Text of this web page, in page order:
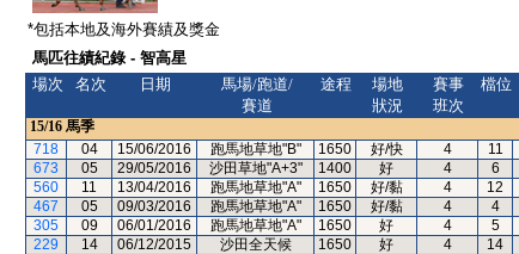
*包括本地及海外賽績及獎金
馬匹往績紀錄 - 智高星
場次
名次 日期
馬場/跑道/
賽道
途程
場地
狀況
賽事
班次
檔位
15/16 馬季
718
04 15/06/2016 跑馬地草地"B" 1650 好/快 4 11
673
05 29/05/2016 沙田草地"A+3" 1400 好 4 6
560
11 13/04/2016 跑馬地草地"A" 1650 好/黏 4 12
467
05 09/03/2016 跑馬地草地"A" 1650 好/黏 4 4
305
09 06/01/2016 跑馬地草地"A" 1650 好 4 5
229
14 06/12/2015 沙田全天候 1650 好 4 14